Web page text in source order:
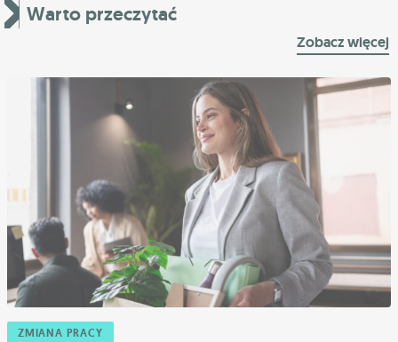
Warto przeczytać
Zobacz więcej
ZMIANA PRACY